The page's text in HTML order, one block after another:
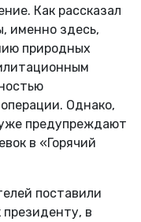
Как рассказал
именно здесь,
природных
Однако,
предупреждают
в «Горячий
поставили
в